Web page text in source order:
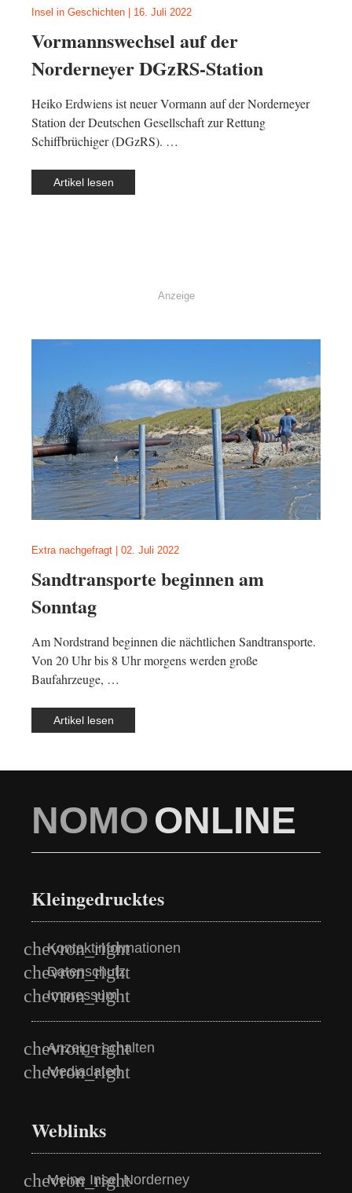
Insel in Geschichten 16. Juli 2022
Vormannswechsel auf der
Norderneyer DGzRS-Station
Heiko Erdwiens ist neuer Vormann auf der Norderneyer
Station der Deutschen Gesellschaft zur Rettung
Schiffbrüchiger (DGzRS). …
Artikel lesen
Anzeige
Extra nachgefragt | 02. Juli 2022
Sandtransporte beginnen am
Sonntag
Am Nordstrand beginnen die nächtlichen Sandtransporte.
Von 20 Uhr bis 8 Uhr morgens werden große
Baufahrzeuge, …
Artikel lesen
NOMOONLINE
Kleingedrucktes
Kontaktinformationen
Datenschutz
Impressum
Anzeige schalten
Mediadaten
Weblinks
Meine Insel Norderney